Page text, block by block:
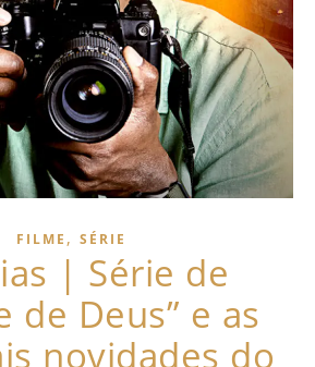
FILME , SÉRIE
| Série de
de Deus” e as
novidades do